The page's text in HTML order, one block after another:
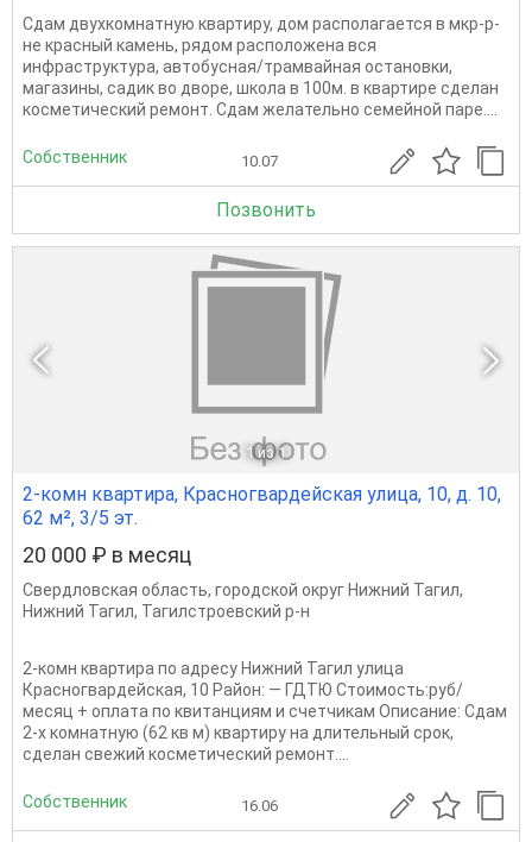
Сдам двухкомнатную квартиру, дом располагается в мкр-р-
не красный камень, рядом расположена вся
инфраструктура, автобусная/трамвайная остановки,
магазины, садик во дворе, школа в 100м. в квартире сделан
косметический ремонт. Сдам желательно семейной паре....
Собственник 10.07
Позвонить
1 из 1
2-комн квартира, Красногвардейская улица, 10, д. 10,
62 м², 3/5 эт.
20 000 ₽ в месяц
Свердловская область, городской округ Нижний Тагил,
Нижний Тагил, Тагилстроевский р-н
2-комн квартира по адресу Нижний Тагил улица
Красногвардейская, 10 Район: — ГДТЮ Стоимость:руб/
месяц + оплата по квитанциям и счетчикам Описание: Сдам
2-х комнатную (62 кв м) квартиру на длительный срок,
сделан свежий косметический ремонт....
Собственник 16.06